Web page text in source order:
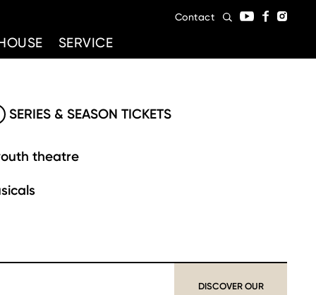
SERVICE
Contact
theatre
SERIES & SEASON TICKETS
DISCOVER OUR